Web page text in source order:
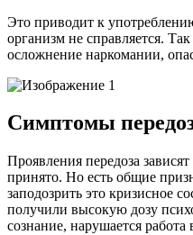
Это приводит к
организм не справляется.
осложнение наркомании,
Симптомы
Проявления передоза
принято. Но есть общие
заподозрить это кризисное
получили высокую дозу
сознание, нарушается